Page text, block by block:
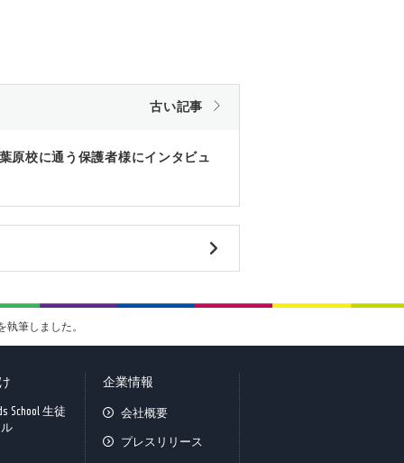
古い記事
原校に通う保護者様にインタビュ
筆しました。
School 生徒
企業情報
会社概要
プレスリリース